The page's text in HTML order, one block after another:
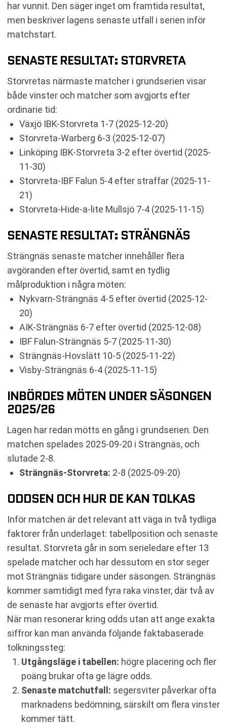
har vunnit. Den säger inget om framtida resultat,
men beskriver lagens senaste utfall i serien inför
matchstart.
SENASTE RESULTAT: STORVRETA
Storvretas närmaste matcher i grundserien visar
både vinster och matcher som avgjorts efter
ordinarie tid:
Växjö IBK-Storvreta 1-7 (2025-12-20)
Storvreta-Warberg 6-3 (2025-12-07)
Linköping IBK-Storvreta 3-2 efter övertid (2025-
11-30)
Storvreta-IBF Falun 5-4 efter straffar (2025-11-
21)
Storvreta-Hide-a-lite Mullsjö 7-4 (2025-11-15)
SENASTE RESULTAT: STRÄNGNÄS
Strängnäs senaste matcher innehåller flera
avgöranden efter övertid, samt en tydlig
målproduktion i några möten:
Nykvarn-Strängnäs 4-5 efter övertid (2025-12-
20)
AIK-Strängnäs 6-7 efter övertid (2025-12-08)
IBF Falun-Strängnäs 5-7 (2025-11-30)
Strängnäs-Hovslätt 10-5 (2025-11-22)
Visby-Strängnäs 6-4 (2025-11-15)
INBÖRDES MÖTEN UNDER SÄSONGEN
2025/26
Lagen har redan mötts en gång i grundserien. Den
matchen spelades 2025-09-20 i Strängnäs, och
slutade 2-8.
Strängnäs-Storvreta: 2-8 (2025-09-20)
ODDSEN OCH HUR DE KAN TOLKAS
Inför matchen är det relevant att väga in två tydliga
faktorer från underlaget: tabellposition och senaste
resultat. Storvreta går in som serieledare efter 13
spelade matcher och har dessutom en stor seger
mot Strängnäs tidigare under säsongen. Strängnäs
kommer samtidigt med fyra raka vinster, där två av
de senaste har avgjorts efter övertid.
När man resonerar kring odds utan att ange exakta
siffror kan man använda följande faktabaserade
tolkningssteg:
Utgångsläge i tabellen: högre placering och fler
poäng brukar ofta ge lägre odds.
Senaste matchutfall: segersviter påverkar ofta
marknadens bedömning, särskilt om flera vinster
kommer tätt.